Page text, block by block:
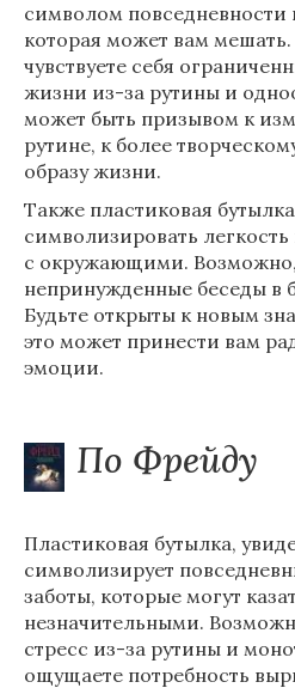
символом повседневности
которая может вам
чувствуете себя
жизни из-за рутины и
может быть призывом к
рутине, к более
образу жизни.
Также пластиковая
символизировать
с окружающими.
непринужденные беседы
Будьте открыты к новым
это может принести вам
эмоции.
По Фрейду
Пластиковая бутылка,
символизирует
заботы, которые могут
незначительными.
стресс из-за рутины и
ощущаете потребность